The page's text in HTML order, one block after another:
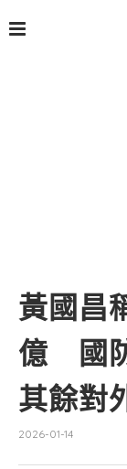
黃國昌
億 國
其餘對
2026-01-14